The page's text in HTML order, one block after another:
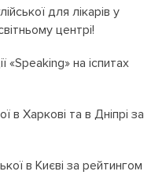
для лікарів у
центрі!
«Speaking» на іспитах
в Харкові та в Дніпрі за
в Києві за рейтингом